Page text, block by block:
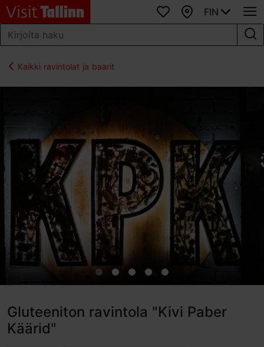
SuosikitKartta
FIN
Kaikki ravintolat ja baarit
Gluteeniton ravintola "Kivi Paber
Käärid"